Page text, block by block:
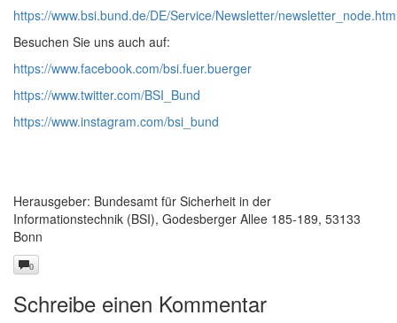
https://www.bsi.bund.de/DE/Service/Newsletter/
Besuchen Sie uns auch auf:
https://www.facebook.com/bsi.fuer.buerger
https://www.twitter.com/BSI_Bund
https://www.instagram.com/bsi_bund
Herausgeber: Bundesamt für Sicherheit in der
Informationstechnik (BSI), Godesberger Allee 185-189, 53133
Bonn
0
Schreibe einen Kommentar